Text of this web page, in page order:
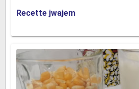
Recette jwajem